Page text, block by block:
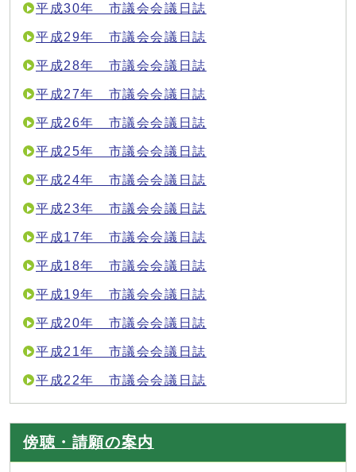
平成30年 市議会会議日誌
平成29年 市議会会議日誌
平成28年 市議会会議日誌
平成27年 市議会会議日誌
平成26年 市議会会議日誌
平成25年 市議会会議日誌
平成24年 市議会会議日誌
平成23年 市議会会議日誌
平成17年 市議会会議日誌
平成18年 市議会会議日誌
平成19年 市議会会議日誌
平成20年 市議会会議日誌
平成21年 市議会会議日誌
平成22年 市議会会議日誌
傍聴・請願の案内